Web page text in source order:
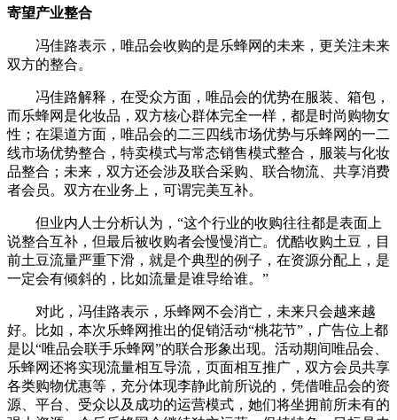
寄望产业整合
冯佳路表示，唯品会收购的是乐蜂网的未来，更关注未来
双方的整合。
冯佳路解释，在受众方面，唯品会的优势在服装、箱包，
而乐蜂网是化妆品，双方核心群体完全一样，都是时尚购物女
性；在渠道方面，唯品会的二三四线市场优势与乐蜂网的一二
线市场优势整合，特卖模式与常态销售模式整合，服装与化妆
品整合；未来，双方还会涉及联合采购、联合物流、共享消费
者会员。双方在业务上，可谓完美互补。
但业内人士分析认为，“这个行业的收购往往都是表面上
说整合互补，但最后被收购者会慢慢消亡。优酷收购土豆，目
前土豆流量严重下滑，就是个典型的例子，在资源分配上，是
一定会有倾斜的，比如流量是谁导给谁。”
对此，冯佳路表示，乐蜂网不会消亡，未来只会越来越
好。比如，本次乐蜂网推出的促销活动“桃花节”，广告位上都
是以“唯品会联手乐蜂网”的联合形象出现。活动期间唯品会、
乐蜂网还将实现流量相互导流，页面相互推广，双方会员共享
各类购物优惠等，充分体现李静此前所说的，凭借唯品会的资
源、平台、受众以及成功的运营模式，她们将坐拥前所未有的